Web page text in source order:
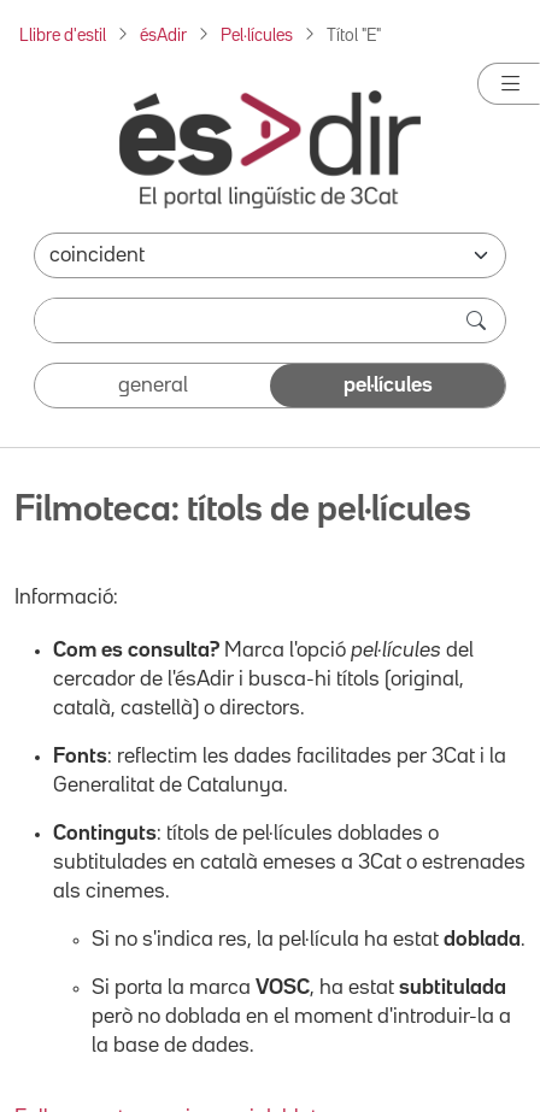
Llibre d'estil ésAdir Pel·lícules Títol "E"
general pel·lícules
Filmoteca: títols de pel·lícules
Informació:
Com es consulta? Marca l'opció pel·lícules del
cercador de l'ésAdir i busca-hi títols (original,
català, castellà) o directors.
Fonts: reflectim les dades facilitades per 3Cat i la
Generalitat de Catalunya.
Continguts: títols de pel·lícules doblades o
subtitulades en català emeses a 3Cat o estrenades
als cinemes.
Si no s'indica res, la pel·lícula ha estat doblada.
Si porta la marca VOSC, ha estat subtitulada
però no doblada en el moment d'introduir-la a
la base de dades.